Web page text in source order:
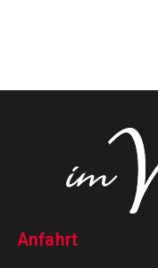
Anfahrt